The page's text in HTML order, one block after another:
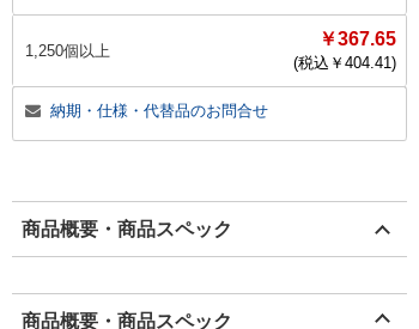
1,250個以上
￥367.65
(税込￥ 404.41)
納期・仕様・代替品のお問合せ
商品概要・商品スペック
商品概要・商品スペック